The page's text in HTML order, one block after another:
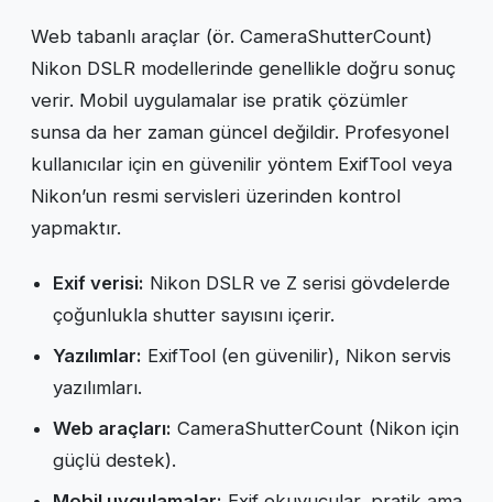
Web tabanlı araçlar (ör. CameraShutterCount)
Nikon DSLR modellerinde genellikle doğru sonuç
verir. Mobil uygulamalar ise pratik çözümler
sunsa da her zaman güncel değildir. Profesyonel
kullanıcılar için en güvenilir yöntem ExifTool veya
Nikon’un resmi servisleri üzerinden kontrol
yapmaktır.
Exif verisi: Nikon DSLR ve Z serisi gövdelerde
çoğunlukla shutter sayısını içerir.
Yazılımlar: ExifTool (en güvenilir), Nikon servis
yazılımları.
Web araçları: CameraShutterCount (Nikon için
güçlü destek).